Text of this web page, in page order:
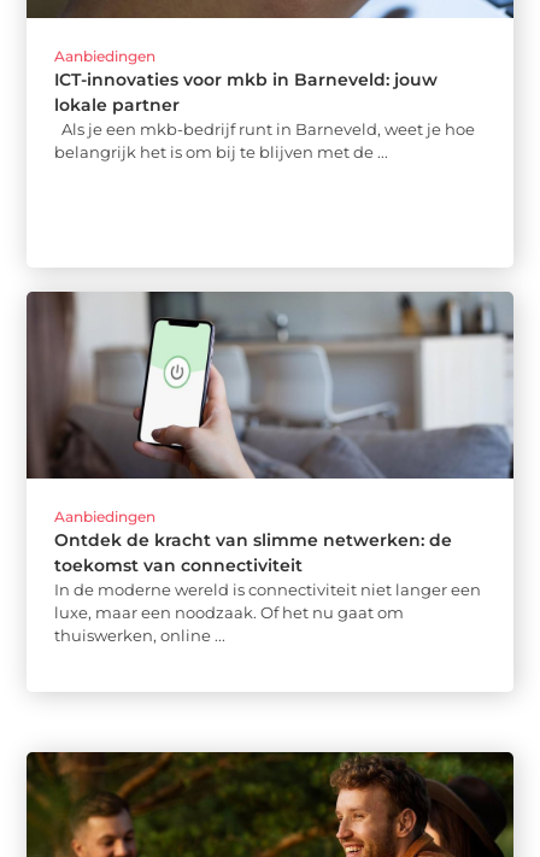
Aanbiedingen
ICT-innovaties voor mkb in Barneveld: jouw
lokale partner
Als je een mkb-bedrijf runt in Barneveld, weet je hoe
belangrijk het is om bij te blijven met de ...
Aanbiedingen
Ontdek de kracht van slimme netwerken: de
toekomst van connectiviteit
In de moderne wereld is connectiviteit niet langer een
luxe, maar een noodzaak. Of het nu gaat om
thuiswerken, online ...